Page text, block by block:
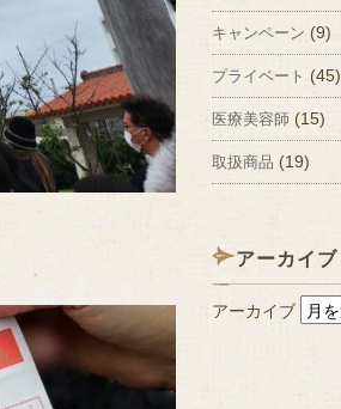
キャンペーン (9)
プライベート (45)
医療美容師 (15)
取扱商品 (19)
アーカイブ
アーカイブ